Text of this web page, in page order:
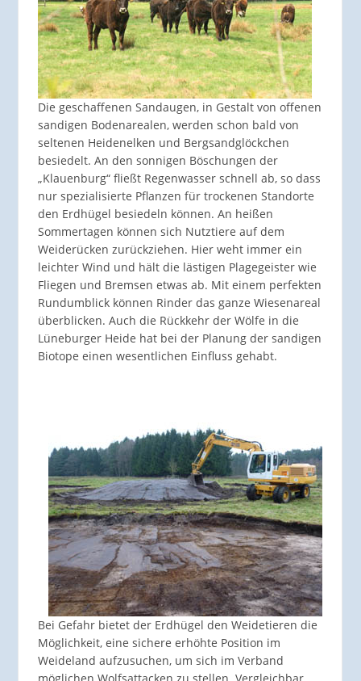
Die geschaffenen Sandaugen, in Gestalt von offenen
sandigen Bodenarealen, werden schon bald von
seltenen Heidenelken und Bergsandglöckchen
besiedelt. An den sonnigen Böschungen der
„Klauenburg“ fließt Regenwasser schnell ab, so dass
nur spezialisierte Pflanzen für trockenen Standorte
den Erdhügel besiedeln können. An heißen
Sommertagen können sich Nutztiere auf dem
Weiderücken zurückziehen. Hier weht immer ein
leichter Wind und hält die lästigen Plagegeister wie
Fliegen und Bremsen etwas ab. Mit einem perfekten
Rundumblick können Rinder das ganze Wiesenareal
überblicken. Auch die Rückkehr der Wölfe in die
Lüneburger Heide hat bei der Planung der sandigen
Biotope einen wesentlichen Einfluss gehabt.
Bei Gefahr bietet der Erdhügel den Weidetieren die
Möglichkeit, eine sichere erhöhte Position im
Weideland aufzusuchen, um sich im Verband